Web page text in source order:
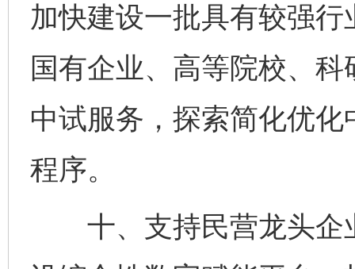
加快建设一批具有较强
国有企业、高等院校、
中试服务，探索简化优
程序。
十、支持民营龙头企